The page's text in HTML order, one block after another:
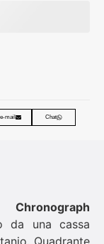
e-mail Chat
da una cassa